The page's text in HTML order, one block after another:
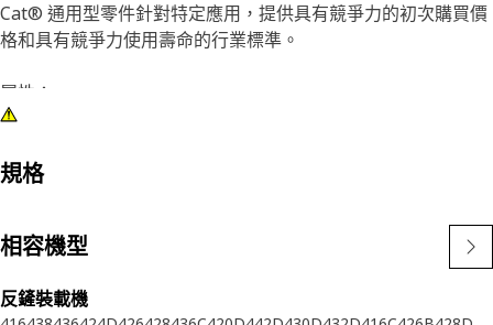
Cat® 通用型零件針對特定應用，提供具有競爭力的初次購買價
格和具有競爭力使用壽命的行業標準。
屬性：
通用型零件享有標準 Cat® 零件保固。
如需更多資訊，請參閱您的使用者手冊或洽詢您當地的 Cat 代
規格
相容機型
反鏟裝載機